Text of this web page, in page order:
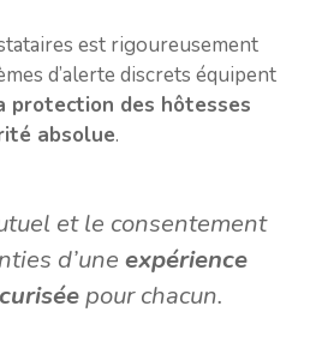
est rigoureusement
d’alerte discrets équipent
protection des hôtesses
absolue.
et le consentement
d’une expérience
pour chacun.